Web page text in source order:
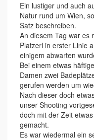
Ein lustiger und auch
Natur rund um Wien,
Satz beschreiben.
An diesem Tag war es
Platzerl in erster Linie
einigem abwarten
Bei einem etwas
Damen zwei
gerufen werden um
Nach dieser doch
unser Shooting
doch mit der Zeit
gemacht.
Es war wiedermal ein